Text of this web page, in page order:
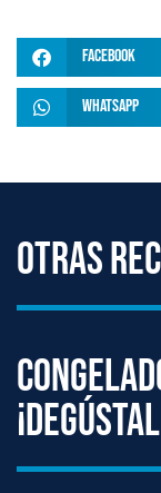
Facebook
WhatsApp
Otras